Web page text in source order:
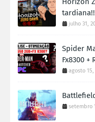
julho 31,
Spider
Fx8300 +
agosto 15,
setembro